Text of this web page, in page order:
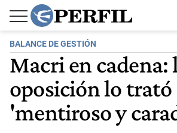
BALANCE DE GESTIÓN
Macri en cadena:
oposición lo trató
'mentiroso y